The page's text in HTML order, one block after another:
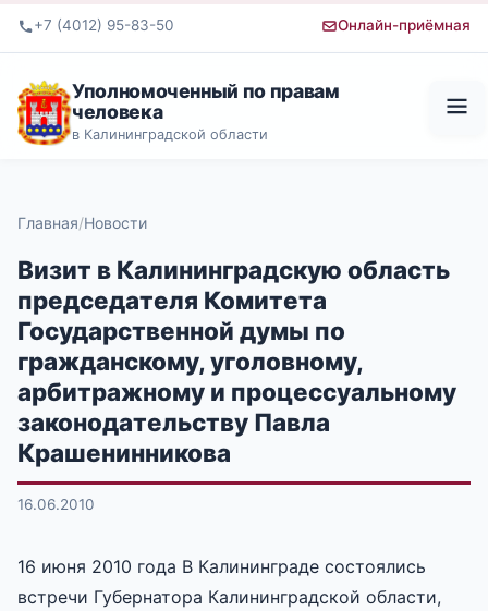
+7 (4012) 95-83-50 Онлайн-приёмная
Уполномоченный по правам
человека
в Калининградской области
Главная Новости
Визит в Калининградскую область
председателя Комитета
Государственной думы по
гражданскому, уголовному,
арбитражному и процессуальному
законодательству Павла
Крашенинникова
16.06.2010
16 июня 2010 года В Калининграде состоялись
встречи Губернатора Калининградской области,